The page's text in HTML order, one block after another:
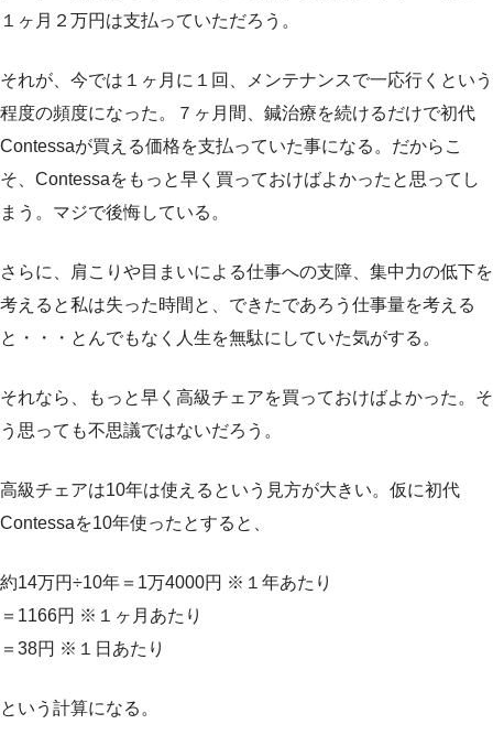
１ヶ月２万円は支払っていただろう。
それが、今では１ヶ月に１回、メンテナンスで一応行くという
程度の頻度になった。７ヶ月間、鍼治療を続けるだけで初代
Contessaが買える価格を支払っていた事になる。だからこ
そ、Contessaをもっと早く買っておけばよかったと思ってし
まう。マジで後悔している。
さらに、肩こりや目まいによる仕事への支障、集中力の低下を
考えると私は失った時間と、できたであろう仕事量を考える
と・・・とんでもなく人生を無駄にしていた気がする。
それなら、もっと早く高級チェアを買っておけばよかった。そ
う思っても不思議ではないだろう。
高級チェアは10年は使えるという見方が大きい。仮に初代
Contessaを10年使ったとすると、
約14万円÷10年＝1万4000円 ※１年あたり
＝1166円 ※１ヶ月あたり
＝38円 ※１日あたり
という計算になる。